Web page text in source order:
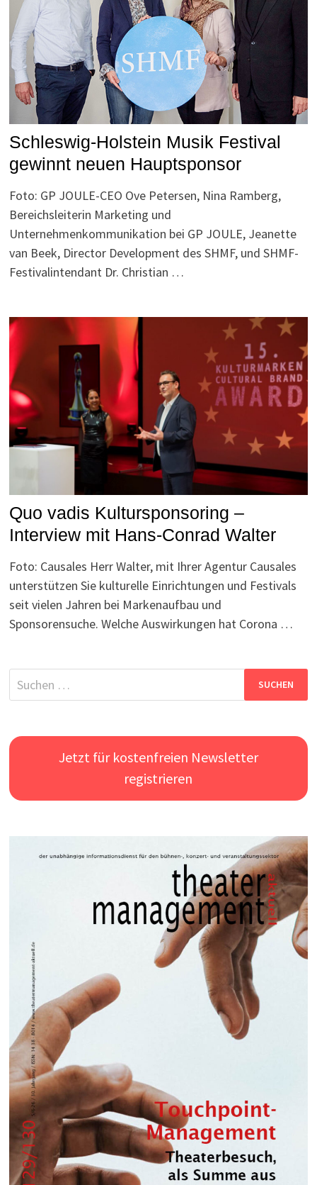
Schleswig-Holstein Musik Festival
gewinnt neuen Hauptsponsor
Foto: GP JOULE-CEO Ove Petersen, Nina Ramberg,
Bereichsleiterin Marketing und
Unternehmenkommunikation bei GP JOULE, Jeanette
van Beek, Director Development des SHMF, und SHMF-
Festivalintendant Dr. Christian …
Quo vadis Kultursponsoring –
Interview mit Hans-Conrad Walter
Foto: Causales Herr Walter, mit Ihrer Agentur Causales
unterstützen Sie kulturelle Einrichtungen und Festivals
seit vielen Jahren bei Markenaufbau und
Sponsorensuche. Welche Auswirkungen hat Corona …
Suchen
nach:
Jetzt für kostenfreien Newsletter
registrieren